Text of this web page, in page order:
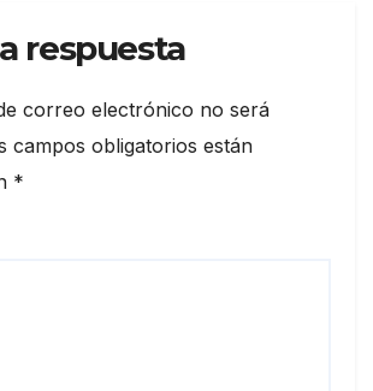
respuesta
correo electrónico no será
campos obligatorios están
*